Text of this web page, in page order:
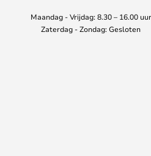
Maandag - Vrijdag: 8.30 – 16.00 uur
Zaterdag - Zondag: Gesloten